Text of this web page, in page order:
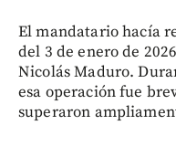
El mandatario hacía
del 3 de enero de
Nicolás Maduro.
esa operación fue
superaron